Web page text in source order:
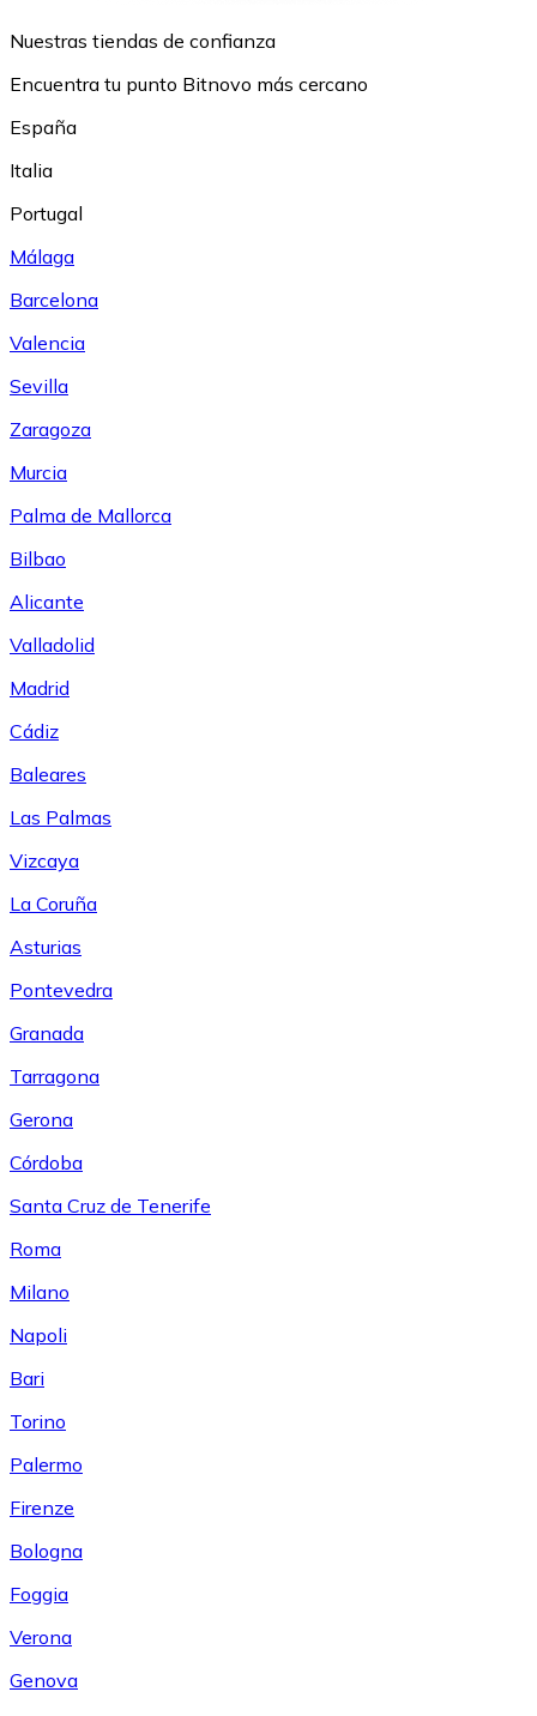
Nuestras tiendas de confianza
Encuentra tu punto Bitnovo más cercano
España
Italia
Portugal
Málaga
Barcelona
Valencia
Sevilla
Zaragoza
Murcia
Palma de Mallorca
Bilbao
Alicante
Valladolid
Madrid
Cádiz
Baleares
Las Palmas
Vizcaya
La Coruña
Asturias
Pontevedra
Granada
Tarragona
Gerona
Córdoba
Santa Cruz de Tenerife
Roma
Milano
Napoli
Bari
Torino
Palermo
Firenze
Bologna
Foggia
Verona
Genova